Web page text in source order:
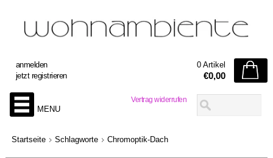
Vertrag widerrufen
anmelden
jetzt registrieren
0 Artikel
€0,00
MENU
Startseite Schlagworte Chromoptik-Dach